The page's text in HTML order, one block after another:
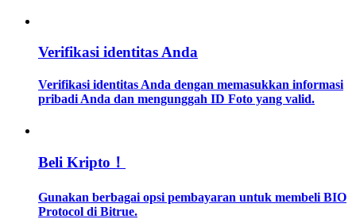
Strategi perdagangan
Pelajari cara untuk tetap menghasilkan keuntungan
Verifikasi identitas Anda
Verifikasi identitas Anda dengan memasukkan informasi
pribadi Anda dan mengunggah ID Foto yang valid.
Beli Kripto！
Gunakan berbagai opsi pembayaran untuk membeli BIO
Protocol di Bitrue.